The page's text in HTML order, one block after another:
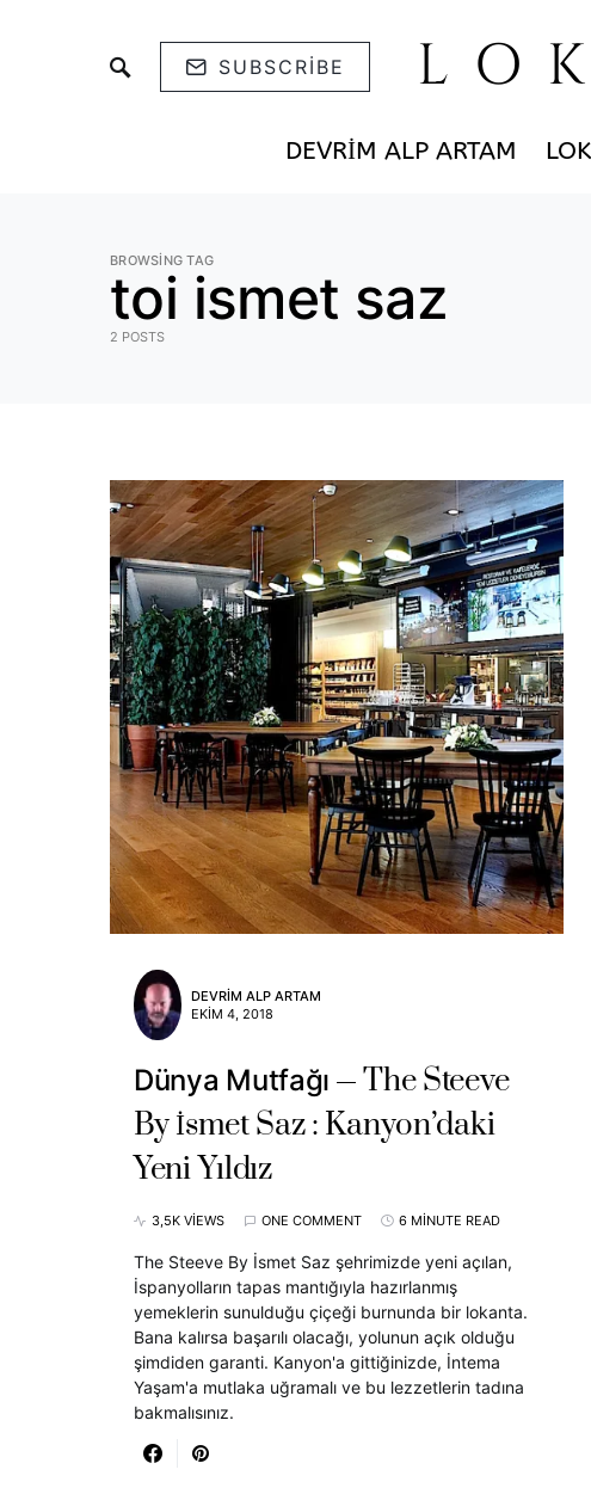
SUBSCRIBE
DEVRIM ALP ARTAM
BROWSING TAG
toi ismet saz
2 POSTS
DEVRIM ALP ARTAM
EKIM 4, 2018
Dünya Mutfağı
The Steeve
By İsmet Saz : Kanyon’daki
Yeni Yıldız
3,5K VIEWS ONE COMMENT 6 MINUTE READ
The Steeve By İsmet Saz şehrimizde yeni açılan,
İspanyolların tapas mantığıyla hazırlanmış
yemeklerin sunulduğu çiçeği burnunda bir lokanta.
Bana kalırsa başarılı olacağı, yolunun açık olduğu
şimdiden garanti. Kanyon'a gittiğinizde, İntema
Yaşam'a mutlaka uğramalı ve bu lezzetlerin tadına
bakmalısınız.